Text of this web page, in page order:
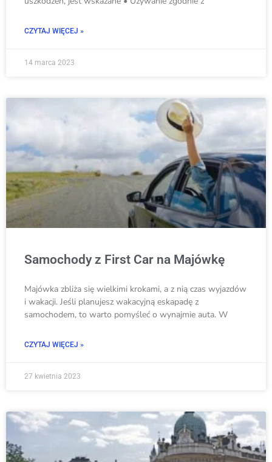
CZYTAJ WIĘCEJ »
14 marca 2023
Samochody z First Car na Majówkę
Majówka zbliża się wielkimi krokami, a z nią czas wyjazdów
i wakacji. Jeśli planujesz wakacyjną eskapadę z
samochodem, to warto pomyśleć o wynajmie auta. W
CZYTAJ WIĘCEJ »
27 kwietnia 2023